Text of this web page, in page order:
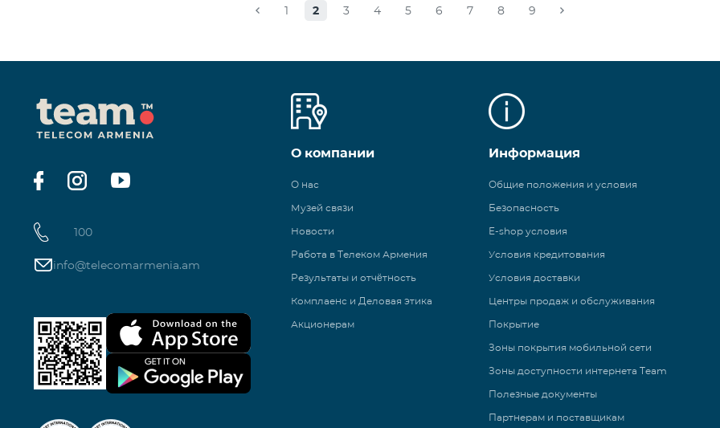
1 2 3 4 5 6 7 8 9
100
info@telecomarmenia.am
О компании
О нас
Музей связи
Новости
Работа в Телеком Армения
Результаты и отчётность
Комплаенс и Деловая этика
Акционерам
Информация
Общие положения и условия
Безопасность
E-shop условия
Условия кредитования
Условия доставки
Центры продаж и обслуживания
Покрытие
Зоны покрытия мобильной сети
Зоны доступности интернета Team
Полезные документы
Партнерам и поставщикам